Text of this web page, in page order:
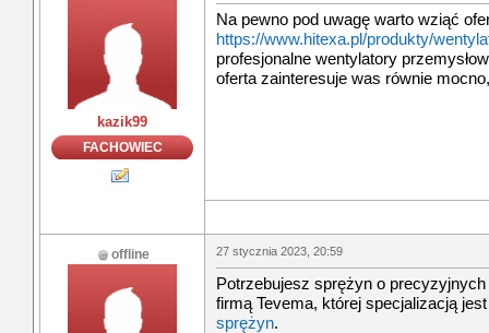
kazik99
FACHOWIEC
Na pewno pod uwagę warto wziąć
https://www.hitexa.pl/produkty/
profesjonalne wentylatory
oferta zainteresuje was równie
offline 27 stycznia 2023, 20:59
Potrzebujesz sprężyn o
firmą Tevema, której specjalizacją
sprężyn.